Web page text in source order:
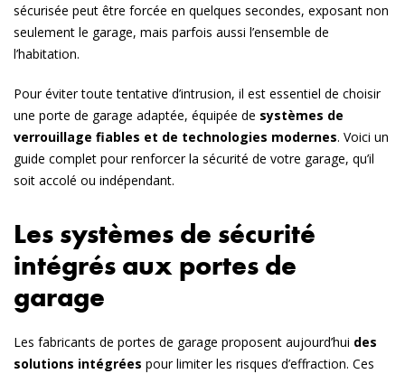
sécurisée peut être forcée en quelques secondes, exposant non
seulement le garage, mais parfois aussi l’ensemble de
l’habitation.
Pour éviter toute tentative d’intrusion, il est essentiel de choisir
une porte de garage adaptée, équipée de systèmes de
verrouillage fiables et de technologies modernes. Voici un
guide complet pour renforcer la sécurité de votre garage, qu’il
soit accolé ou indépendant.
Les systèmes de sécurité
intégrés aux portes de
garage
Les fabricants de portes de garage proposent aujourd’hui des
solutions intégrées pour limiter les risques d’effraction. Ces